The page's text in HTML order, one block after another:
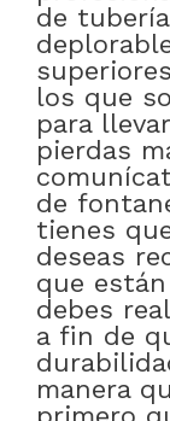
de
los que
para
pierdas
de
tienes
deseas
que
debes
a fin de
manera